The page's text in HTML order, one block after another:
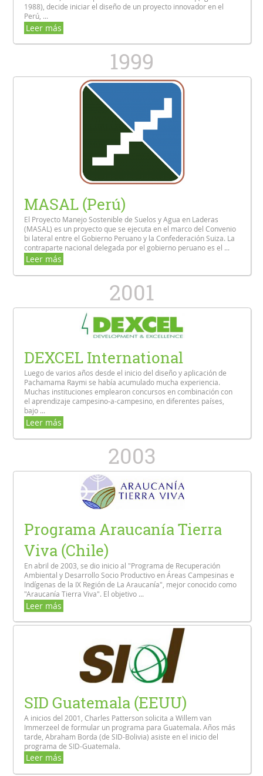
1988), decide iniciar el diseño de un proyecto innovador en el
Perú, ...
Leer más
1999
MASAL (Perú)
El Proyecto Manejo Sostenible de Suelos y Agua en Laderas
(MASAL) es un proyecto que se ejecuta en el marco del Convenio
bi lateral entre el Gobierno Peruano y la Confederación Suiza. La
contraparte nacional delegada por el gobierno peruano es el ...
Leer más
2001
DEXCEL International
Luego de varios años desde el inicio del diseño y aplicación de
Pachamama Raymi se había acumulado mucha experiencia.
Muchas instituciones emplearon concursos en combinación con
el aprendizaje campesino-a-campesino, en diferentes países,
bajo ...
Leer más
2003
Programa Araucanía Tierra
Viva (Chile)
En abril de 2003, se dio inicio al "Programa de Recuperación
Ambiental y Desarrollo Socio Productivo en Áreas Campesinas e
Indígenas de la IX Región de La Araucanía", mejor conocido como
"Araucanía Tierra Viva". El objetivo ...
Leer más
SID Guatemala (EEUU)
A inicios del 2001, Charles Patterson solicita a Willem van
Immerzeel de formular un programa para Guatemala. Años más
tarde, Abraham Borda (de SID-Bolivia) asiste en el inicio del
programa de SID-Guatemala.
Leer más